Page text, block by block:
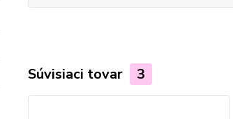
Súvisiaci tovar 3